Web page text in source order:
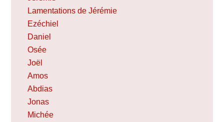
Lamentations de Jérémie
Ezéchiel
Daniel
Osée
Joël
Amos
Abdias
Jonas
Michée